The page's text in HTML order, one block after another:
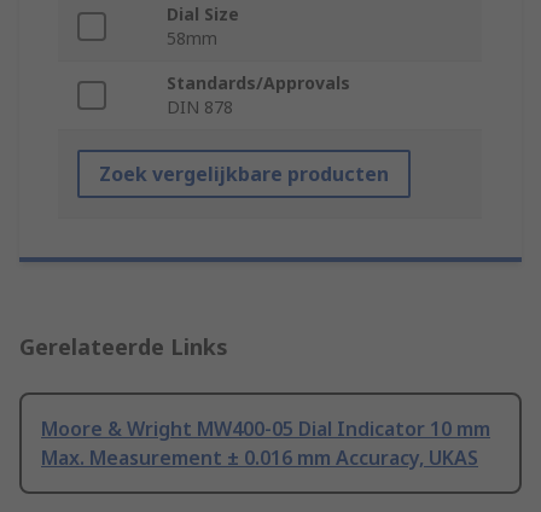
Dial Size
58mm
Standards/Approvals
DIN 878
Zoek vergelijkbare producten
Gerelateerde Links
Moore & Wright MW400-05 Dial Indicator 10 mm
Max. Measurement ± 0.016 mm Accuracy, UKAS